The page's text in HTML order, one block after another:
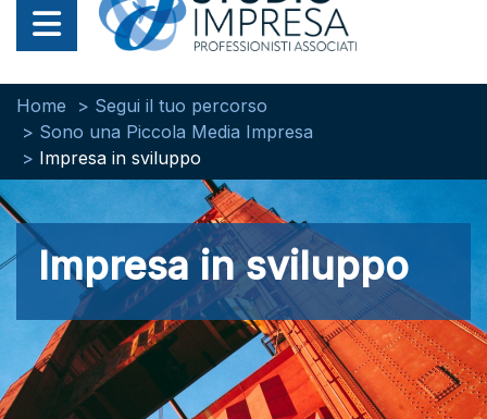
Home
Segui il tuo percorso
Sono una Piccola Media Impresa
Impresa in sviluppo
Impresa in sviluppo